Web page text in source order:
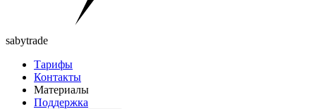
sabytrade
Тарифы
Контакты
Материалы
Поддержка